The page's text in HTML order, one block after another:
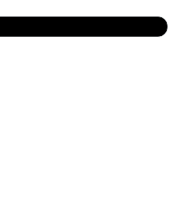
och potential rätt och varför